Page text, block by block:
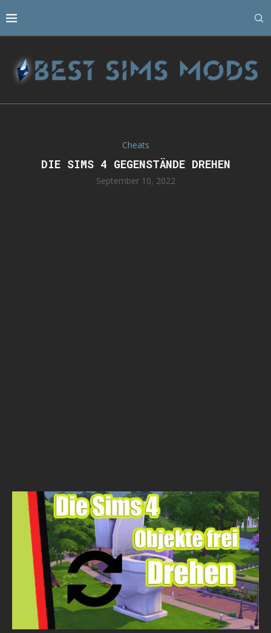
Cheats
DIE SIMS 4 GEGENSTÄNDE DREHEN
September 10, 2022